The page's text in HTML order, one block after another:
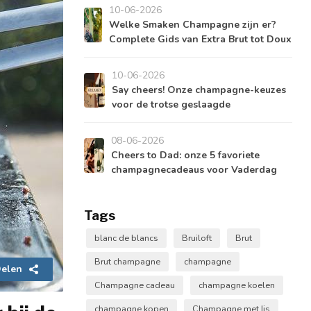
10-06-2026
Welke Smaken Champagne zijn er?
Complete Gids van Extra Brut tot Doux
10-06-2026
Say cheers! Onze champagne-keuzes
voor de trotse geslaagde
08-06-2026
Cheers to Dad: onze 5 favoriete
champagnecadeaus voor Vaderdag
Tags
blanc de blancs Bruiloft
Brut
Brut champagne
champagne
Champagne cadeau
champagne koelen
champagne kopen
Champagne met Ijs